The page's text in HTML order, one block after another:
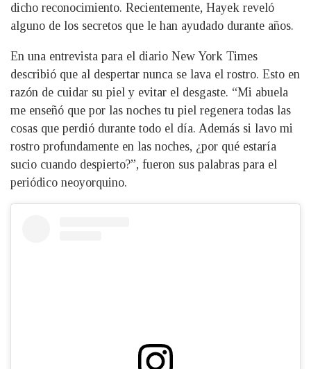
dicho reconocimiento. Recientemente, Hayek reveló
alguno de los secretos que le han ayudado durante años.
En una entrevista para el diario New York Times
describió que al despertar nunca se lava el rostro. Esto en
razón de cuidar su piel y evitar el desgaste. “Mi abuela
me enseñó que por las noches tu piel regenera todas las
cosas que perdió durante todo el día. Además si lavo mi
rostro profundamente en las noches, ¿por qué estaría
sucio cuando despierto?”, fueron sus palabras para el
periódico neoyorquino.